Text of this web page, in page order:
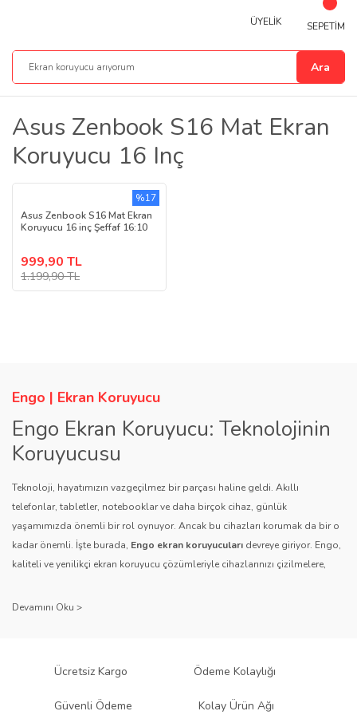
Ara
ÜYELİK SEPETİM
Asus Zenbook S16 Mat Ekran
Koruyucu 16 Inç
Asus Zenbook S16 Mat Ekran
Koruyucu 16 inç Şeffaf 16:10
999,90 TL
1.199,90 TL
%17
Engo | Ekran Koruyucu
Engo Ekran Koruyucu: Teknolojinin
Koruyucusu
Teknoloji, hayatımızın vazgeçilmez bir parçası haline geldi. Akıllı
telefonlar, tabletler, notebooklar ve daha birçok cihaz, günlük
yaşamımızda önemli bir rol oynuyor. Ancak bu cihazları korumak da bir o
kadar önemli. İşte burada, Engo ekran koruyucuları devreye giriyor. Engo,
kaliteli ve yenilikçi ekran koruyucu çözümleriyle cihazlarınızı çizilmelere,
sağlıyor.
Engo ekran koruyucuları
, uzun yıllara dayanan tecrübesi ve teknolojiye
ürününü titiz bir kalite kontrol sürecinden geçirir. Kullanıcı dostu tasarımı
Ücretsiz Kargo Ödeme Kolaylığı
Güvenli Ödeme Kolay Ürün Ağı